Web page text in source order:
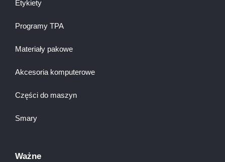
Etykiety
Programy TPA
Materiały pakowe
Akcesoria komputerowe
Części do maszyn
Smary
Ważne